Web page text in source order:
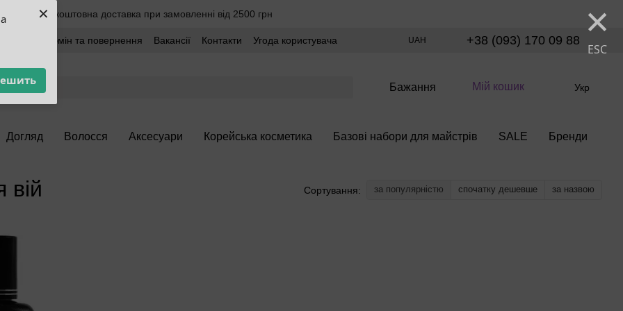
× ×
ESC
Безкоштовна доставка при замовленні від 2500 грн
Обмін та повернення Вакансії Контакти
Угода користувача
UAH +38 (093) 170 09 88
Бажання Мій кошик Укр
Догляд Волосся Аксесуари Корейська косметика Базові набори для майстрів SALE Бренди
Сортування: за популярністю спочатку дешевше за назвою